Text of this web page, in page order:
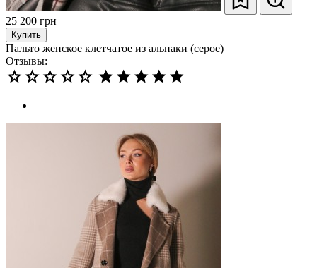
25 200 грн
Купить
Пальто женское клетчатое из альпаки (серое)
Отзывы: